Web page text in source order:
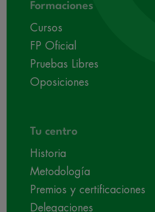
Formaciones
Cursos
FP Oficial
Pruebas Libres
Oposiciones
Tu centro
Historia
Metodología
Premios y certificaciones
Delegaciones